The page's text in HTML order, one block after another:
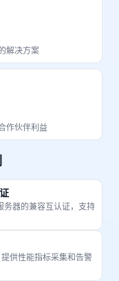
解决方案
作伙伴利益
务器的兼容互认证，支持
供性能指标采集和告警